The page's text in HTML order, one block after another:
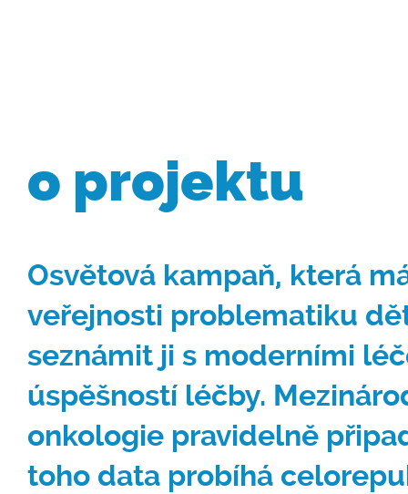
o projektu
Osvětová kampaň, která
veřejnosti problematiku
seznámit ji s moderními
úspěšností léčby.
onkologie pravidelně
toho data probíhá